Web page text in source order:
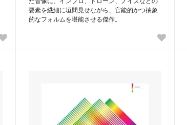
要素を繊細に垣間見せながら、官能的かつ抽象
的なフォルムを堪能させる傑作。